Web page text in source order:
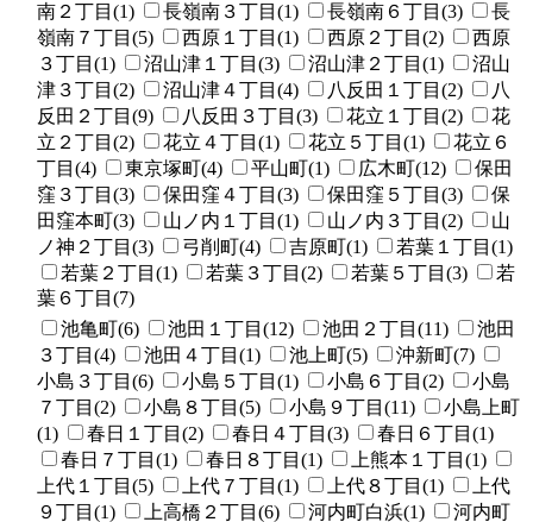
南２丁目(1)
長嶺南３丁目(1) 長嶺南６丁目(3)
長
嶺南７丁目(5)
西原１丁目(1) 西原２丁目(2)
西原
３丁目(1)
沼山津１丁目(3) 沼山津２丁目(1)
沼山
津３丁目(2)
沼山津４丁目(4) 八反田１丁目(2)
八
反田２丁目(9)
八反田３丁目(3) 花立１丁目(2)
花
立２丁目(2)
花立４丁目(1) 花立５丁目(1)
花立６
丁目(4)
東京塚町(4) 平山町(1) 広木町(12)
保田
窪３丁目(3)
保田窪４丁目(3) 保田窪５丁目(3)
保
田窪本町(3)
山ノ内１丁目(1) 山ノ内３丁目(2)
山
ノ神２丁目(3)
弓削町(4) 吉原町(1)
若葉１丁目(1)
若葉２丁目(1)
若葉３丁目(2) 若葉５丁目(3)
若
葉６丁目(7)
池亀町(6) 池田１丁目(12) 池田２丁目(11)
池田
３丁目(4)
池田４丁目(1) 池上町(5)
沖新町(7)
小島３丁目(6)
小島５丁目(1) 小島６丁目(2)
小島
７丁目(2)
小島８丁目(5) 小島９丁目(11)
小島上町
(1)
春日１丁目(2) 春日４丁目(3)
春日６丁目(1)
春日７丁目(1)
春日８丁目(1)
上熊本１丁目(1)
上代１丁目(5)
上代７丁目(1) 上代８丁目(1)
上代
９丁目(1)
上高橋２丁目(6) 河内町白浜(1)
河内町